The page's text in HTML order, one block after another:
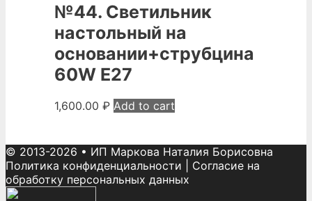
№44. Светильник
настольный на
основании+струбцина
60W E27
1,600.00 ₽ Add to cart
© 2013-2026 • ИП Маркова Наталия Борисовна
Политика конфиденциальности
Согласие на
обработку персональных данных